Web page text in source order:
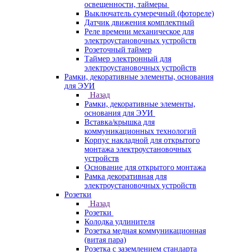
освещенности, таймеры
Выключатель сумеречный (фотореле)
Датчик движения комплектный
Реле времени механическое для
электроустановочных устройств
Розеточный таймер
Таймер электронный для
электроустановочных устройств
Рамки, декоративные элементы, основания
для ЭУИ
Назад
Рамки, декоративные элементы,
основания для ЭУИ
Вставка/крышка для
коммуникационных технологий
Корпус накладной для открытого
монтажа электроустановочных
устройств
Основание для открытого монтажа
Рамка декоративная для
электроустановочных устройств
Розетки
Назад
Розетки
Колодка удлинителя
Розетка медная коммуникационная
(витая пара)
Розетка с заземлением стандарта